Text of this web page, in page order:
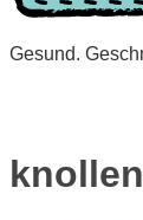
Gesund.